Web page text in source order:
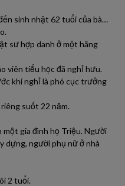
sinh nhật 62 tuổi của bà…
sư hợp danh ở một hãng
viên tiểu học đã nghỉ hưu.
khi nghỉ là phó cục trưởng
suốt 22 năm.
một gia đình họ Triệu. Người
dựng, người phụ nữ ở nhà
2 tuổi.